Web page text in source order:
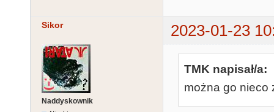
Sikor 2023-01-23
Naddyskownik
TMK napisał/a:
można go nieco